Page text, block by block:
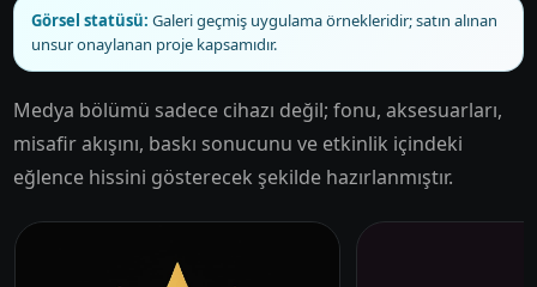
Görsel statüsü: Galeri geçmiş uygulama örnekleridir; satın alınan
unsur onaylanan proje kapsamıdır.
Medya bölümü sadece cihazı değil; fonu, aksesuarları,
misafir akışını, baskı sonucunu ve etkinlik içindeki
eğlence hissini gösterecek şekilde hazırlanmıştır.